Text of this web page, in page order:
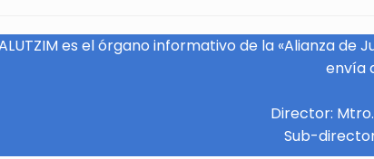
es el órgano informativo de la «Alianza
envía
Director:
Sub-